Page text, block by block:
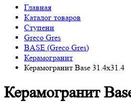
Главная
Каталог товаров
Ступени
Greco Gres
BASE (Greco Gres)
Керамогранит
Керамогранит Base 31.4х31.4
Керамогранит